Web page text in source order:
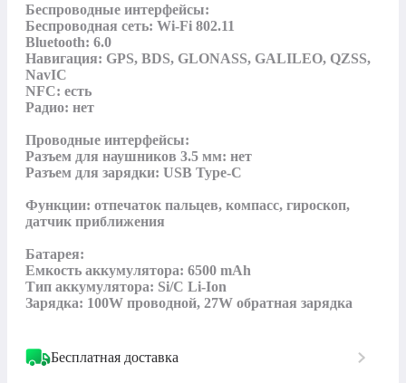
Беспроводные интерфейсы:
Беспроводная сеть: Wi-Fi 802.11
Bluetooth: 6.0
Навигация: GPS, BDS, GLONASS, GALILEO, QZSS,
NavIC
NFC: есть
Радио: нет
Проводные интерфейсы:
Разъем для наушников 3.5 мм: нет
Разъем для зарядки: USB Type-C
Функции: отпечаток пальцев, компасс, гироскоп,
датчик приближения
Батарея:
Емкость аккумулятора: 6500 mAh
Тип аккумулятора: Si/C Li-Ion
Зарядка: 100W проводной, 27W обратная зарядка
Бесплатная доставка